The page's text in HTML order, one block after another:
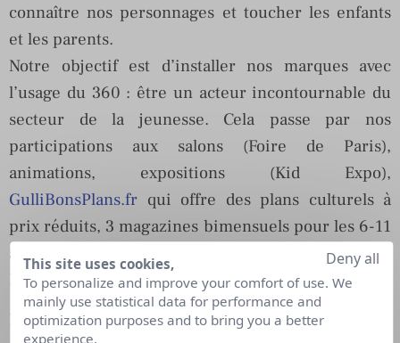
connaître nos personnages et toucher les enfants
et les parents.
Notre objectif est d’installer nos marques avec
l’usage du 360 : être un acteur incontournable du
secteur de la jeunesse. Cela passe par nos
participations aux salons (Foire de Paris),
animations, expositions (Kid Expo),
GulliBonsPlans.fr qui offre des plans culturels à
prix réduits, 3 magazines bimensuels pour les 6-11
ans sous la marque Gulli et 1 pour les plus petits, «
Les Récrés de TiJi ».
Enfin, Lagardère Active a beaucoup investi sur le
This site uses cookies,
To personalize and improve your comfort of use. We
mainly use statistical data for performance and
optimization purposes and to bring you a better
experience.
Deny all